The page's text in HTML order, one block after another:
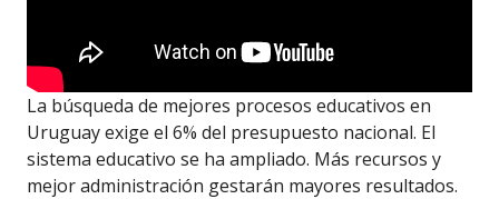
La búsqueda de mejores procesos educativos en
Uruguay exige el 6% del presupuesto nacional. El
sistema educativo se ha ampliado. Más recursos y
mejor administración gestarán mayores resultados.